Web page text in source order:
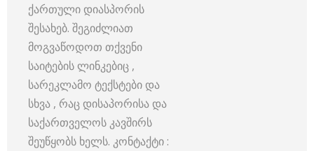
ქართული დიასპორის
შესახებ. შეგიძლიათ
მოგვაწოდოთ თქვენი
საიტების ლინკებიც ,
სარეკლამო ტექსტები და
სხვა , რაც დისაპორისა და
საქართველოს კავშირს
შეუწყობს ხელს. კონტაქტი :